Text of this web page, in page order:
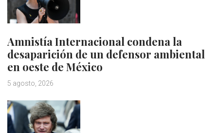
Amnistía Internacional condena la
desaparición de un defensor ambiental
en oeste de México
5 agosto, 2026